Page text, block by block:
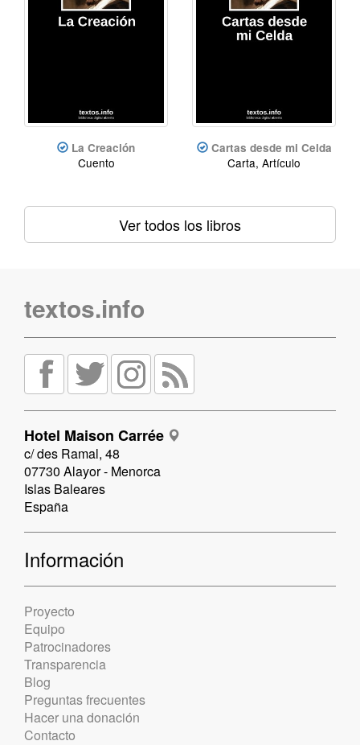
La Creación
Cuento
Cartas desde mi Celda
Carta, Artículo
Ver todos los libros
textos.info
Hotel Maison Carrée
c/ des Ramal, 48
07730 Alayor - Menorca
Islas Baleares
España
Información
Proyecto
Equipo
Patrocinadores
Transparencia
Blog
Preguntas frecuentes
Hacer una donación
Contacto